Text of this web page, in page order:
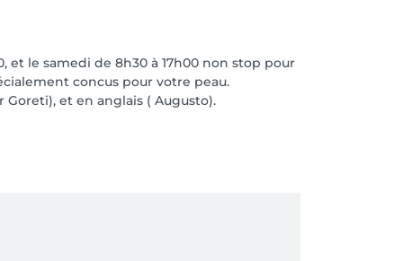
et le samedi de 8h30 à 17h00 non stop pour
concus pour votre peau.
et en anglais ( Augusto).